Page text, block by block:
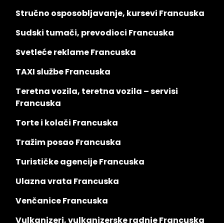
Stručno osposobljavanje, kursevi Francuska
Sudski tumači, prevodioci Francuska
Svetleće reklame Francuska
TAXI službe Francuska
Teretna vozila, teretna vozila – servisi
Francuska
Torte i kolači Francuska
Tražim posao Francuska
Turističke agencije Francuska
Ulazna vrata Francuska
Venčanice Francuska
Vulkanizeri, vulkanizerske radnje Francuska